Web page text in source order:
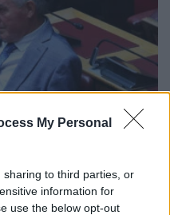
My Personal
to third parties, or
information for
use the below opt-out
ο Κυριαζίδης
κανένα παιδί»